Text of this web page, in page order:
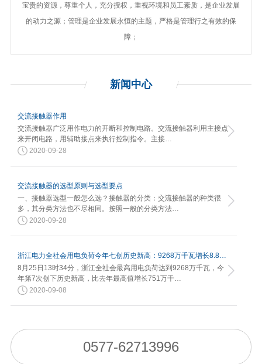
宝贵的资源，尊重个人，充分授权，重视环境和员工素质，是企业发展
的动力之源；管理是企业发展永恒的主题，严格是管理行之有效的保
障；
新闻 中心
交流接触器作用
交流接触器广泛用作电力的开断和控制电路。交流接触器利用主接点
来开闭电路，用辅助接点来执行控制指令。主接…
2020-09-28
交流接触器的选型原则与选型要点
一、接触器选型一般怎么选？接触器的分类：交流接触器的种类很
多，其分类方法也不尽相同。按照一般的分类方法…
2020-09-28
浙江电力全社会用电负荷今年七创历史新高：9268万千瓦增长8.82%
8月25日13时34分，浙江全社会最高用电负荷达到9268万千瓦，今
年第7次创下历史新高，比去年最高值增长751万千…
2020-09-08
0577-62713996